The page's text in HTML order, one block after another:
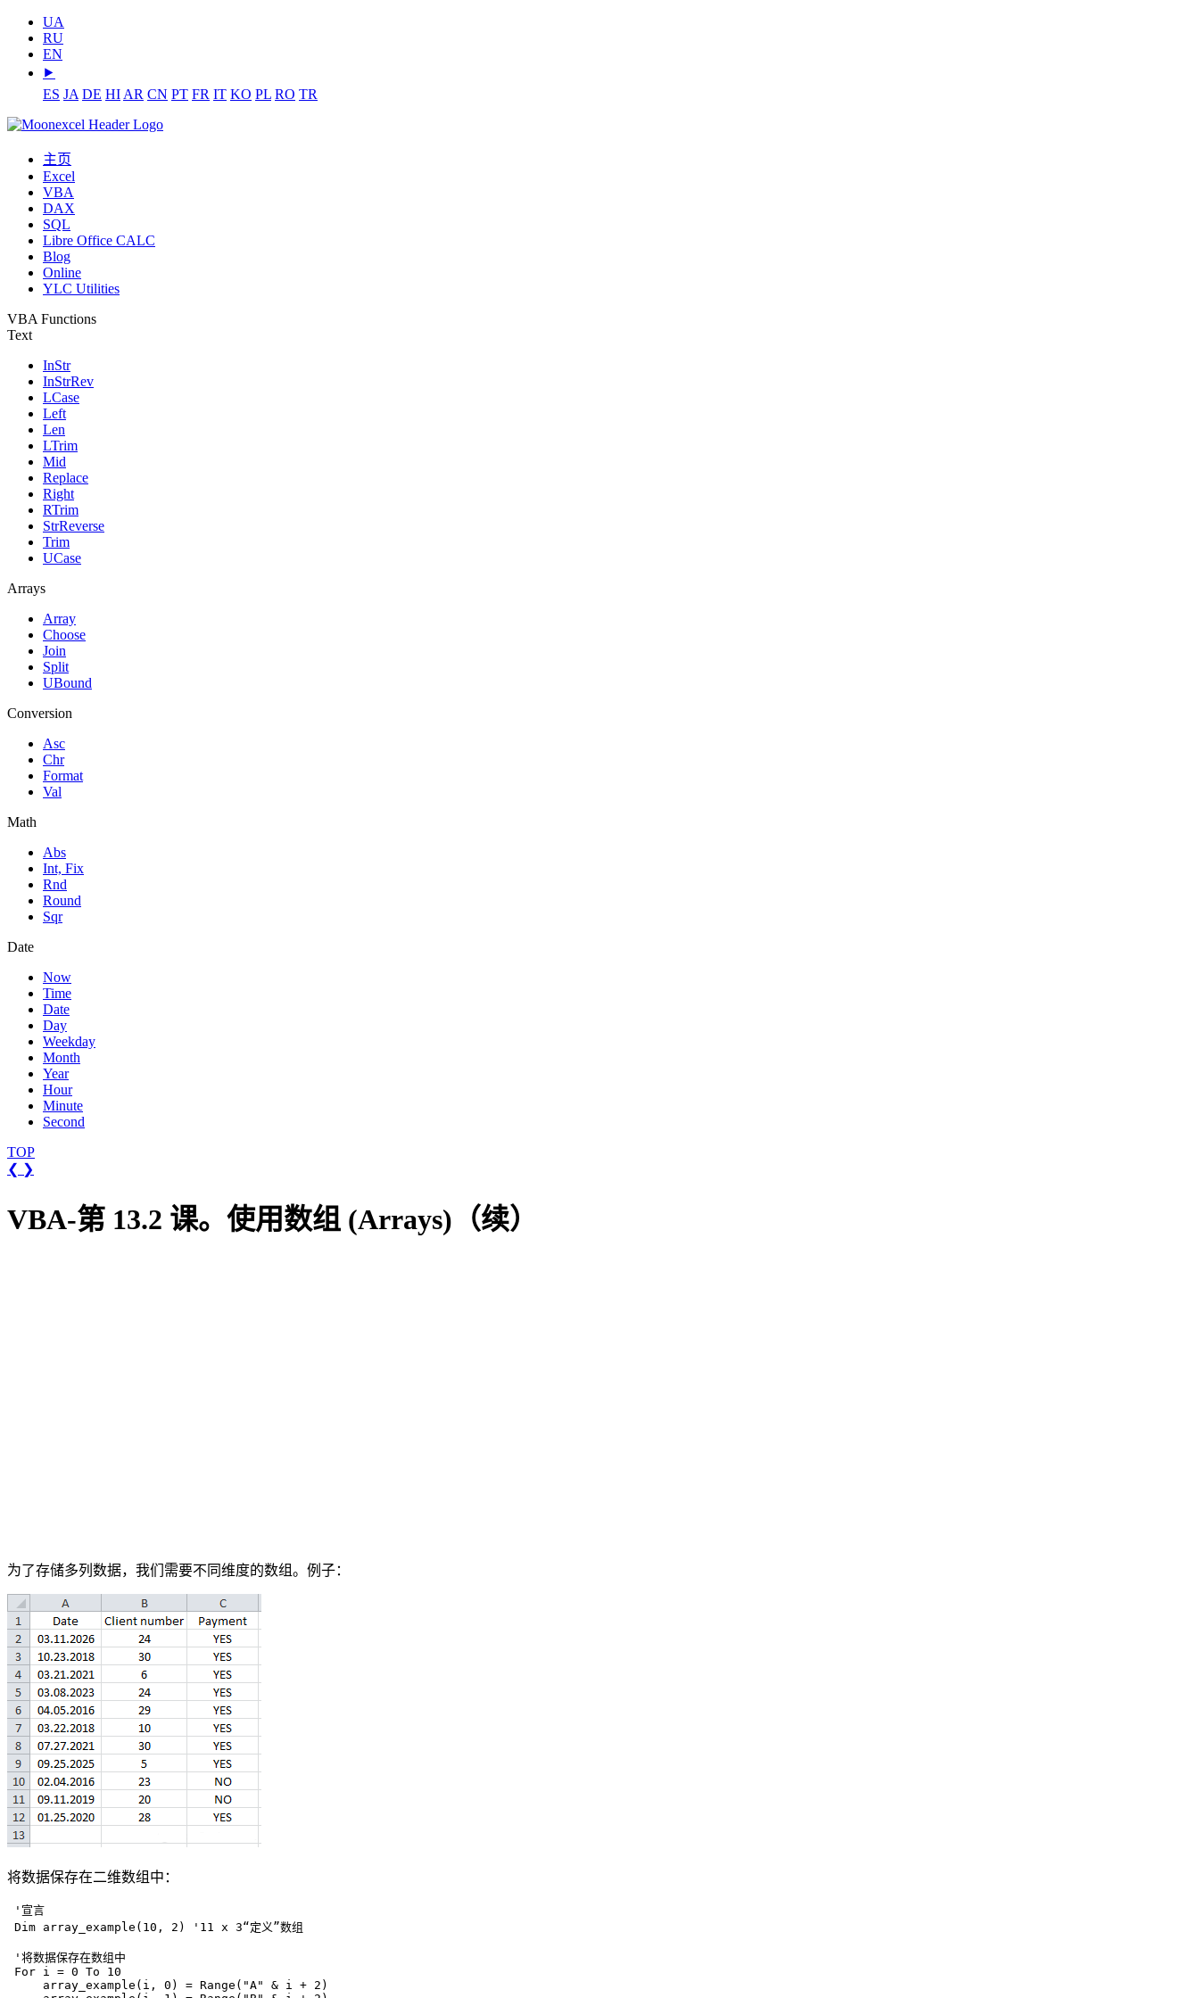
UA
RU
EN
⯈
ES JA DE HI AR CN PT FR IT KO PL RO TR
主页
Excel
VBA
DAX
SQL
Libre Office CALC
Blog
Online
YLC Utilities
VBA Functions
Text
InStr
InStrRev
LCase
Left
Len
LTrim
Mid
Replace
Right
RTrim
StrReverse
Trim
UCase
Arrays
Array
Choose
Join
Split
UBound
Conversion
Asc
Chr
Format
Val
Math
Abs
Int, Fix
Rnd
Round
Sqr
Date
Now
Time
Date
Day
Weekday
Month
Year
Hour
Minute
Second
TOP
❮ ❯
VBA-第 13.2 课。使用数组 (Arrays)（续）
为了存储多列数据，我们需要不同维度的数组。例子：
将数据保存在二维数组中：
'宣言
Dim array_example(10, 2) '11 x 3“定义”数组
'将数据保存在数组中
For i = 0 To 10
     array_example(i, 0) = Range("A" & i + 2)